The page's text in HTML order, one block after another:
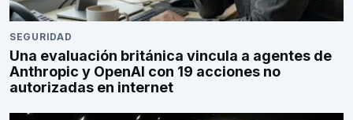
SEGURIDAD
Una evaluación británica vincula a agentes de
Anthropic y OpenAI con 19 acciones no
autorizadas en internet